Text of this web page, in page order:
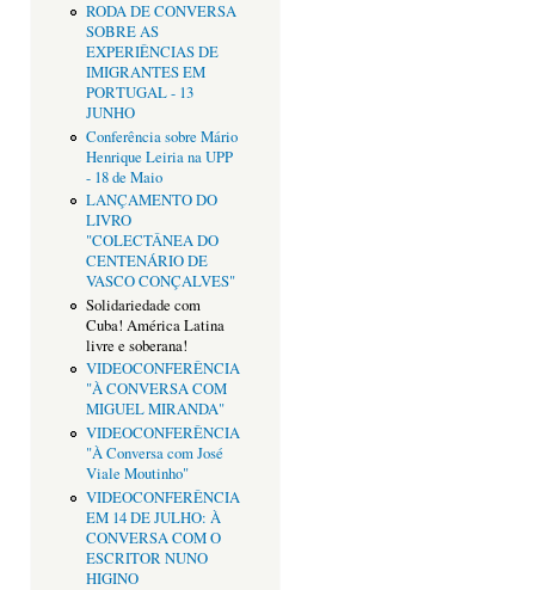
RODA DE CONVERSA
SOBRE AS
EXPERIÊNCIAS DE
IMIGRANTES EM
PORTUGAL - 13
JUNHO
Conferência sobre Mário
Henrique Leiria na UPP
- 18 de Maio
LANÇAMENTO DO
LIVRO
"COLECTÂNEA DO
CENTENÁRIO DE
VASCO CONÇALVES"
Solidariedade com
Cuba! América Latina
livre e soberana!
VIDEOCONFERÊNCIA
"À CONVERSA COM
MIGUEL MIRANDA"
VIDEOCONFERÊNCIA
"À Conversa com José
Viale Moutinho"
VIDEOCONFERÊNCIA
EM 14 DE JULHO: À
CONVERSA COM O
ESCRITOR NUNO
HIGINO